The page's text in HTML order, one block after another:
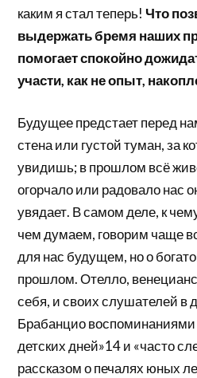
каким я стал теперь! Что
выдержать бремя наших
помогает спокойно
участи, как не опыт,
Будущее предстает перед
стена или густой туман, за
увидишь; в прошлом всё
огорчало или радовало нас
увядает. В самом деле, к
чем думаем, говорим чаще
для нас будущем, но о
прошлом. Отелло,
себя, и своих слушателей в
Брабанцио воспоминаниями
детских дней»14 и «часто
рассказом о печалях юных